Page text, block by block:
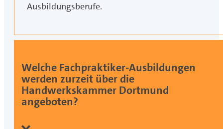
Ausbildungsberufe.
Welche Fachpraktiker-Ausbildungen
werden zurzeit über die
Handwerkskammer Dortmund
angeboten?